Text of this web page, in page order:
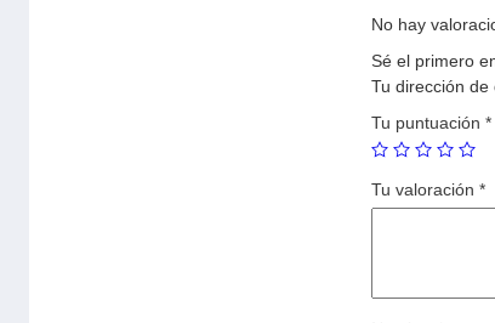
No hay
Sé el primero
Tu dirección de
Tu puntuación *
Tu valoración *